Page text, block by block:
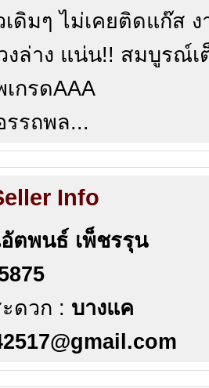
เดิมๆ ไม่เคยติดแก๊ส
วงล่าง แน่น!! สมบูรณ์
กรดAAA
รรถพล...
Info
ตพนธ์ เพ็ชรรุน
ดวก : บางแค